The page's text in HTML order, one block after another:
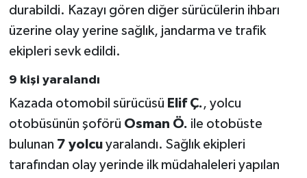
durabildi. Kazayı gören diğer sürücülerin ihbarı
üzerine olay yerine sağlık, jandarma ve trafik
ekipleri sevk edildi.
9 kişi yaralandı
Kazada otomobil sürücüsü Elif Ç., yolcu
otobüsünün şoförü Osman Ö. ile otobüste
bulunan 7 yolcuyaralandı. Sağlık ekipleri
tarafından olay yerinde ilk müdahaleleri yapılan